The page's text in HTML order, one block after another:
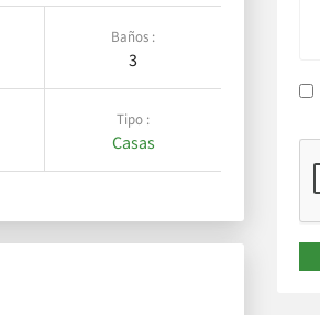
Baños :
3
Tipo :
Casas